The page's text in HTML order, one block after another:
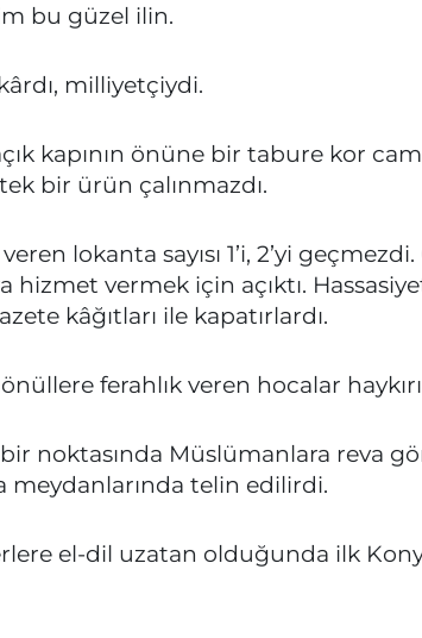
bu güzel ilin.
milliyetçiydi.
kapının önüne bir tabure kor
bir ürün çalınmazdı.
lokanta sayısı 1’i, 2’yi
hizmet vermek için açıktı.
kâğıtları ile kapatırlardı.
ferahlık veren hocalar
noktasında Müslümanlara reva
meydanlarında telin edilirdi.
el-dil uzatan olduğunda ilk